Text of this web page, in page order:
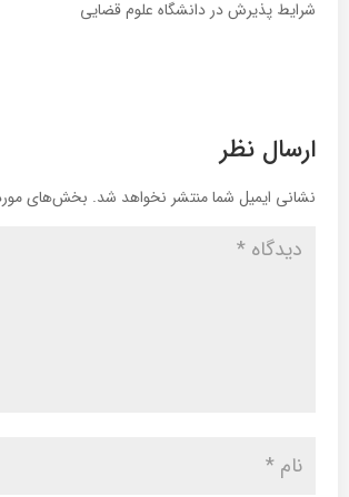
شرایط پذیرش در دانشگاه علوم قضایی
ارسال نظر
نشانی ایمیل شما منتشر نخواهد شد. بخش‌های